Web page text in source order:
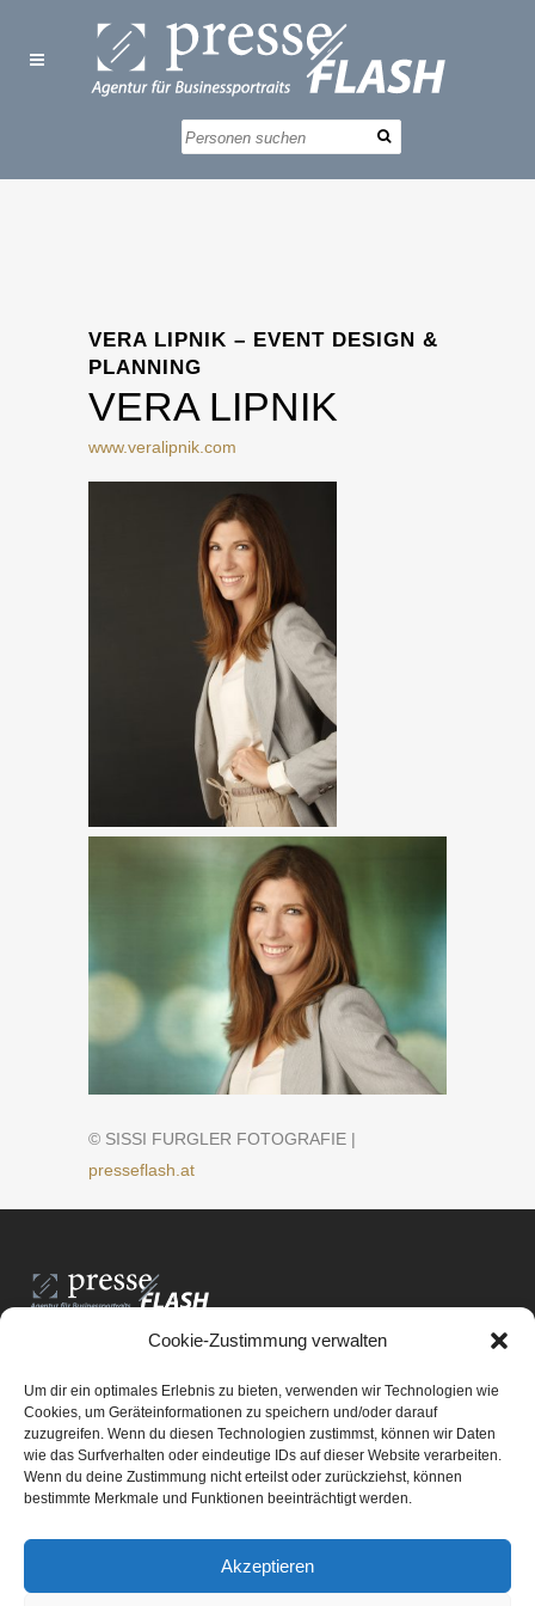
Cookie-Zustimmung verwalten
Um dir ein optimales Erlebnis zu bieten, verwenden wir Technologien wie
Cookies, um Geräteinformationen zu speichern und/oder darauf
zuzugreifen. Wenn du diesen Technologien zustimmst, können wir Daten
wie das Surfverhalten oder eindeutige IDs auf dieser Website verarbeiten.
Wenn du deine Zustimmung nicht erteilst oder zurückziehst, können
bestimmte Merkmale und Funktionen beeinträchtigt werden.
Akzeptieren
VERA LIPNIK – EVENT DESIGN &
PLANNING
VERA LIPNIK
www.veralipnik.com
© SISSI FURGLER FOTOGRAFIE |
presseflash.at
PresseFlash e.U.
8061 St. Radegund bei Graz
E-Mail-Adresse:office@presseflash.at
UID-Nr. ATU 69512805